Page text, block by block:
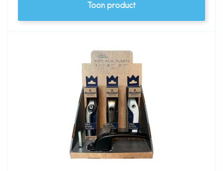
Toon product